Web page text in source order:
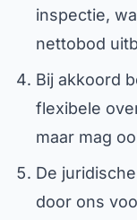
inspectie,
nettobod
Bij akkoord
flexibele
maar mag
De
door ons